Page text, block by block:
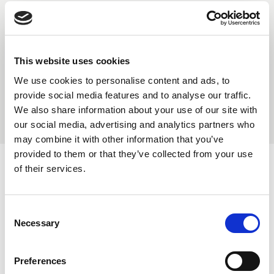
This website uses cookies
We use cookies to personalise content and ads, to
provide social media features and to analyse our traffic.
We also share information about your use of our site with
our social media, advertising and analytics partners who
may combine it with other information that you’ve
provided to them or that they’ve collected from your use
of their services.
Selection
Necessary
Preferences
Gastgewerbe und Freizeit
ALLE ROLLEN
Aktuelle Nachrichten
Carrington Textiles veröffentlicht
seinen dritten Nachhaltigkeitsbericht